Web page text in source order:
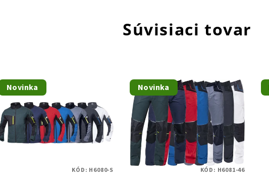
Súvisiaci tovar
Novinka
KÓD: H6080-S
Novinka
KÓD: H6081-46